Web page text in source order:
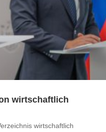
wirtschaftlich
wirtschaftlich